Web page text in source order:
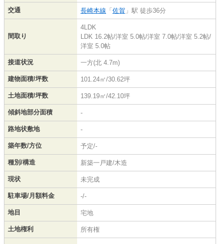
交通 長崎本線 「 佐賀 」駅 徒歩36分
間取り
4LDK
LDK 16.2帖/洋室 5.0帖/洋室 7.0帖/洋室 5.2帖/
洋室 5.0帖
接道状況 一方(北 4.7m)
建物面積/坪数 101.24㎡/30.62坪
土地面積/坪数 139.19㎡/42.10坪
傾斜地部分面積 -
路地状敷地 -
築年数/方位 予定/-
種別/構造 新築一戸建/木造
現状 未完成
駐車場/月額料金 -/-
地目 宅地
土地権利 所有権